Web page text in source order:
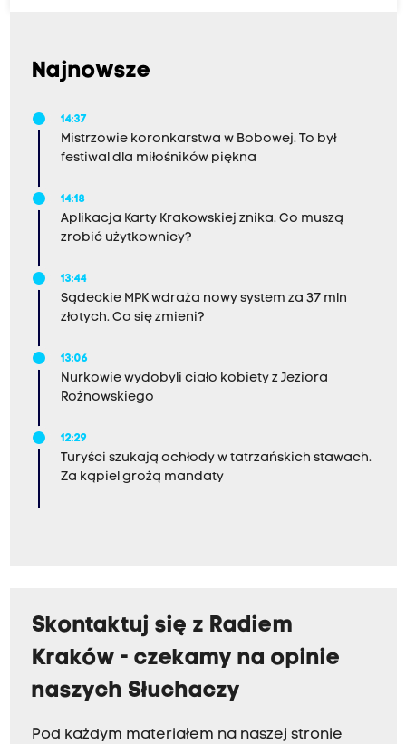
Najnowsze
14:37
Mistrzowie koronkarstwa w Bobowej. To był
festiwal dla miłośników piękna
14:18
Aplikacja Karty Krakowskiej znika. Co muszą
zrobić użytkownicy?
13:44
Sądeckie MPK wdraża nowy system za 37 mln
złotych. Co się zmieni?
13:06
Nurkowie wydobyli ciało kobiety z Jeziora
Rożnowskiego
12:29
Turyści szukają ochłody w tatrzańskich stawach.
Za kąpiel grożą mandaty
Skontaktuj się z Radiem
Kraków - czekamy na opinie
naszych Słuchaczy
Pod każdym materiałem na naszej stronie